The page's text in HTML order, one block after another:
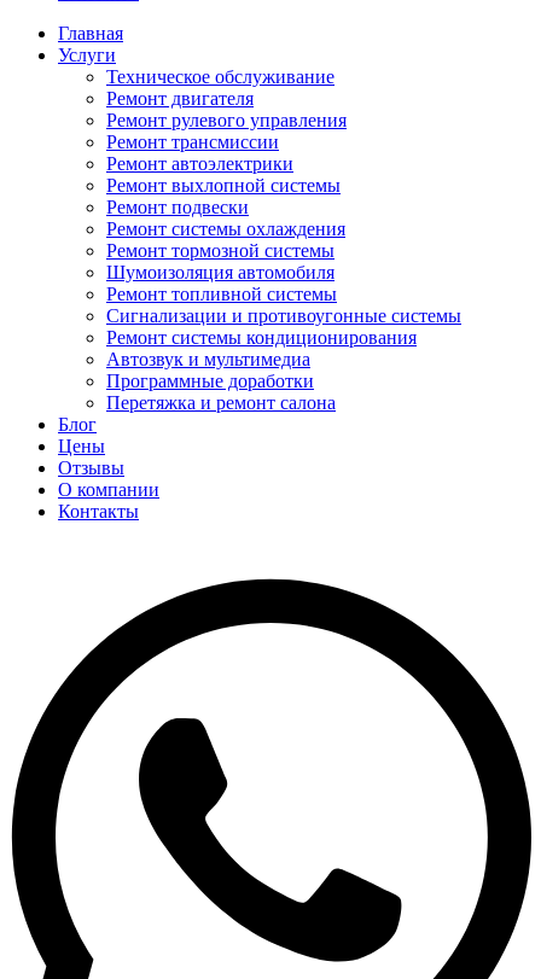
Главная
Услуги
Техническое обслуживание
Ремонт двигателя
Ремонт рулевого управления
Ремонт трансмиссии
Ремонт автоэлектрики
Ремонт выхлопной системы
Ремонт подвески
Ремонт системы охлаждения
Ремонт тормозной системы
Шумоизоляция автомобиля
Ремонт топливной системы
Сигнализации и противоугонные системы
Ремонт системы кондиционирования
Автозвук и мультимедиа
Программные доработки
Перетяжка и ремонт салона
Блог
Цены
Отзывы
О компании
Контакты